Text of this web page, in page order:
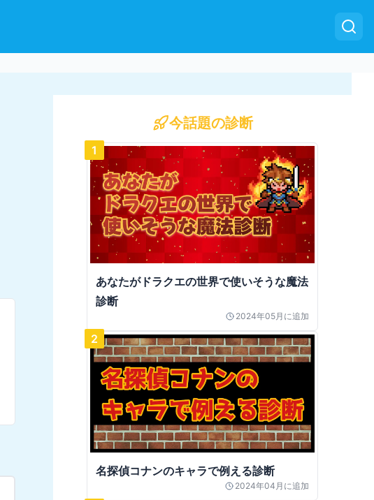
今話題の診断
1
あなたがドラクエの世界で使いそうな魔法
診断
2024年05月 に追加
2
名探偵コナンのキャラで例える診断
2024年04月 に追加